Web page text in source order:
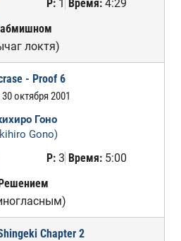
Р:1 Время:4:29
локтя)
- Proof 6
30 октября 2001
Гоно
Gono)
Р:3 Время:5:00
Chapter 2